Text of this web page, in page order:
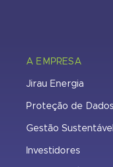
A EMPRESA
Jirau Energia
Proteção de Dados
Gestão Sustentável
Investidores